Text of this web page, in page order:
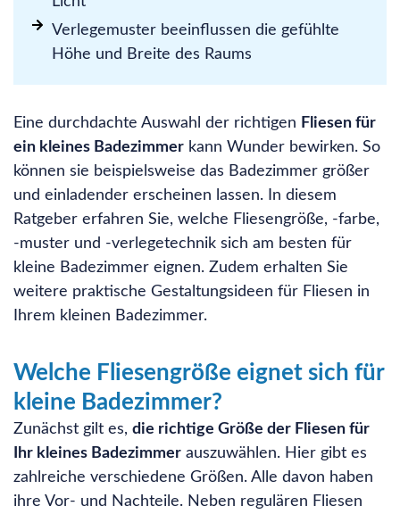
Verlegemuster beeinflussen die gefühlte
Höhe und Breite des Raums
Eine durchdachte Auswahl der richtigen Fliesen für
ein kleines Badezimmer kann Wunder bewirken. So
können sie beispielsweise das Badezimmer größer
und einladender erscheinen lassen. In diesem
Ratgeber erfahren Sie, welche Fliesengröße, -farbe,
-muster und -verlegetechnik sich am besten für
kleine Badezimmer eignen. Zudem erhalten Sie
weitere praktische Gestaltungsideen für Fliesen in
Ihrem kleinen Badezimmer.
Welche Fliesengröße eignet sich für
kleine Badezimmer?
Zunächst gilt es, die richtige Größe der Fliesen für
Ihr kleines Badezimmer auszuwählen. Hier gibt es
zahlreiche verschiedene Größen. Alle davon haben
ihre Vor- und Nachteile. Neben regulären Fliesen